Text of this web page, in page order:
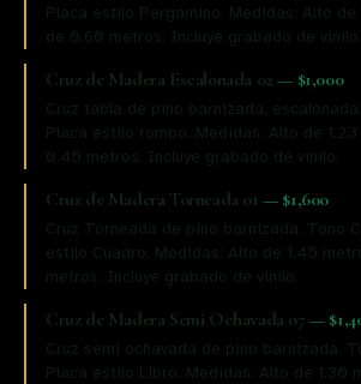
Placa estilo Pergamino. Medidas: Alto de
de 0.60 metros. Incluye grabado de vinilo.
Cruz de Madera Escalonada 02 — $1,000
Cruz tabla de pino barnizada,
Placa estilo rombo. Medidas: Alto de
0.45 metros. Incluye grabado de vinilo.
Cruz de Madera Torneada 01 — $1,600
Cruz Torneada de pino barnizada. Tono
estilo Cuadro. Medidas: Alto de 1.45
metros. Incluye grabado de vinilo.
Cruz de Madera Semi Ochavada 07 —
Cruz semi ochavada de pino barnizada.
Placa estilo Libro. Medidas: Alto de 1.30